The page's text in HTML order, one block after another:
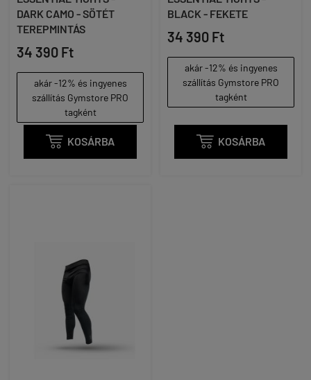
DARK CAMO - SÖTÉT
TEREPMINTÁS
34 390 Ft
akár -12% és ingyenes
szállítás Gymstore PRO
tagként
 KOSÁRBA
BLACK - FEKETE
34 390 Ft
akár -12% és ingyenes
szállítás Gymstore PRO
tagként
 KOSÁRBA